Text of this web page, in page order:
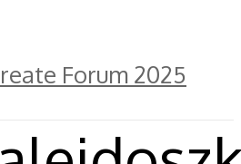
Forum 2025